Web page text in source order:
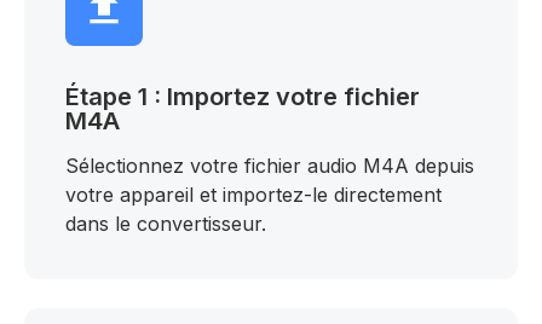
Étape 1 : Importez votre fichier
M4A
Sélectionnez votre fichier audio M4A depuis
votre appareil et importez-le directement
dans le convertisseur.